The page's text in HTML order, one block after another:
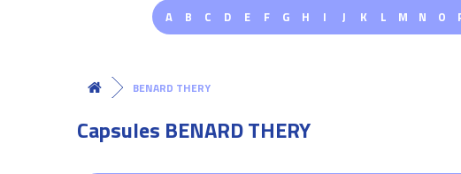
A B C D E F G H I J K L M N O
BENARD THERY
Capsules BENARD THERY